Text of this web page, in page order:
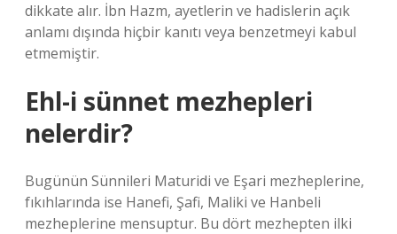
dikkate alır. İbn Hazm, ayetlerin ve hadislerin açık
anlamı dışında hiçbir kanıtı veya benzetmeyi kabul
etmemiştir.
Ehl-i sünnet mezhepleri
nelerdir?
Bugünün Sünnileri Maturidi ve Eşari mezheplerine,
fıkıhlarında ise Hanefi, Şafi, Maliki ve Hanbeli
mezheplerine mensuptur. Bu dört mezhepten ilki